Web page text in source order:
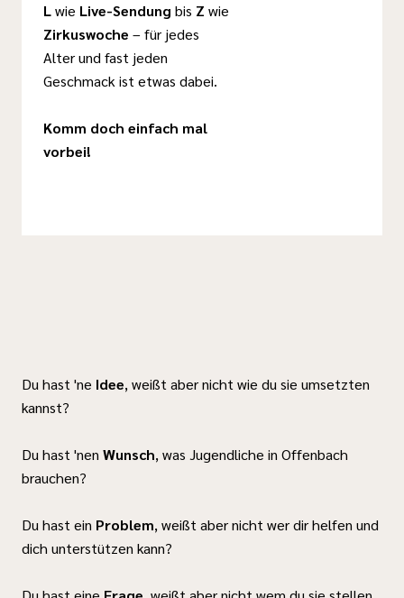
Lwie Live-Sendung bis Z wie
Zirkuswoche – für jedes
Alter und fast jeden
Geschmack ist etwas dabei.
Komm doch einfach mal
vorbei!
Du hast 'ne Idee, weißt aber nicht wie du sie umsetzten
kannst?
Du hast 'nen Wunsch, was Jugendliche in Offenbach
brauchen?
Du hast ein Problem, weißt aber nicht wer dir helfen und
dich unterstützen kann?